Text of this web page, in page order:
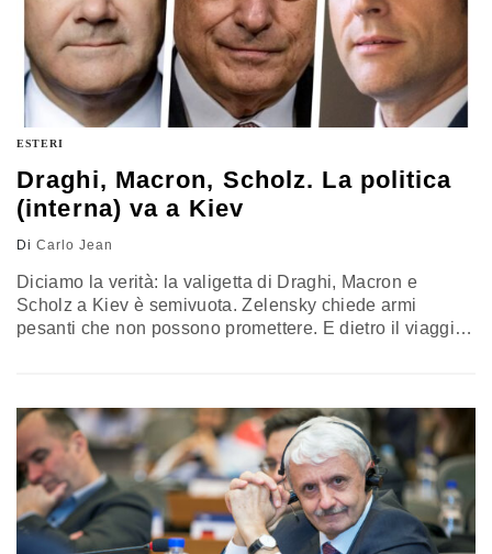
ESTERI
Draghi, Macron, Scholz. La politica
(interna) va a Kiev
Di Carlo Jean
Diciamo la verità: la valigetta di Draghi, Macron e
Scholz a Kiev è semivuota. Zelensky chiede armi
pesanti che non possono promettere. E dietro il viaggio